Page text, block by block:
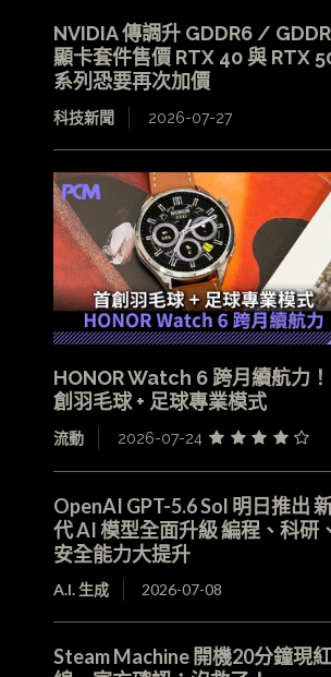
NVIDIA 傳調升 GDDR6 /
顯卡套件售價 RTX 40 與 RTX
系列恐要再次加價
科技新聞 2026-07-27
HONOR Watch 6 跨月續航力
創羽毛球 + 足球專業模式
流動 2026-07-24
OpenAI GPT-5.6 Sol 明日推出
代 AI 模型全面升級 編程、科研
安全能力大提升
A.I. 生成 2026-07-08
Steam Machine 開機20分鐘現紅